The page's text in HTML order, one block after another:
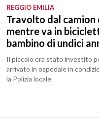
REGGIO EMILIA
Travolto dal
mentre va in
bambino di undici
Il piccolo era stato investito
arrivato in ospedale in
la Polizia locale